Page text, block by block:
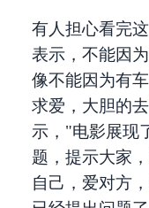
有人担心看完
表示，不能因
像不能因为有
求爱，大胆的
示，"电影展现
题，提示大家
自己，爱对方